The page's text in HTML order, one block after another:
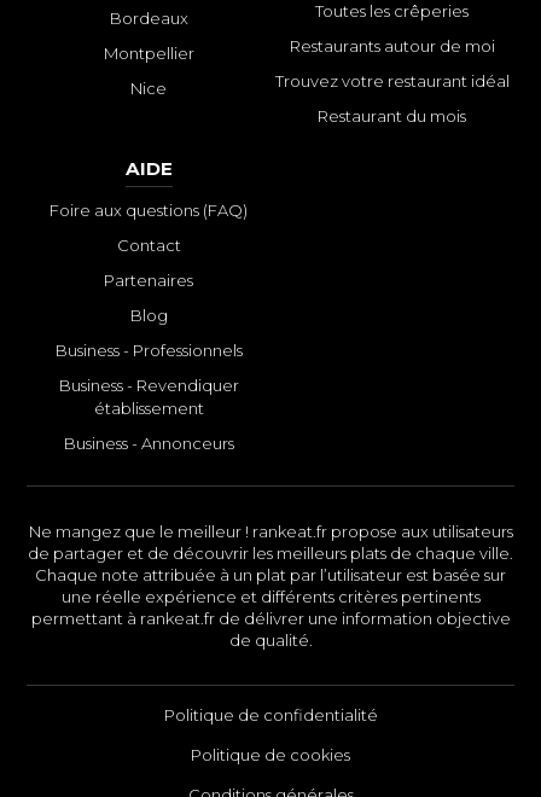
Bordeaux
Montpellier
Nice
Toutes les crêperies
Restaurants autour de moi
Trouvez votre restaurant idéal
Restaurant du mois
AIDE
Foire aux questions (FAQ)
Contact
Partenaires
Blog
Business - Professionnels
Business - Revendiquer
établissement
Business - Annonceurs
Ne mangez que le meilleur ! rankeat.fr propose aux utilisateurs
de partager et de découvrir les meilleurs plats de chaque ville.
Chaque note attribuée à un plat par l’utilisateur est basée sur
une réelle expérience et différents critères pertinents
permettant à rankeat.fr de délivrer une information objective
de qualité.
Politique de confidentialité
Politique de cookies